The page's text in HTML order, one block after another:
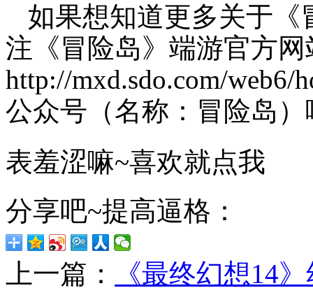
如果想知道更多关于《
注《冒险岛》端游官方网
http://mxd.sdo.com/web6/
公众号（名称：冒险岛）
表羞涩嘛~喜欢就点我
分享吧~提高逼格：
上一篇：
《最终幻想14